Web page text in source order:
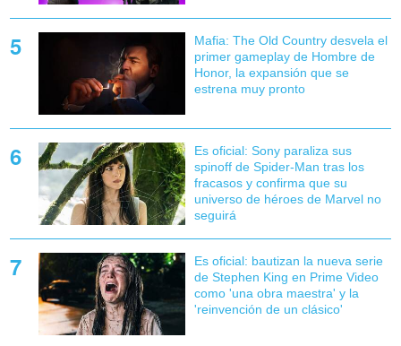
Mafia: The Old Country desvela el
primer gameplay de Hombre de
Honor, la expansión que se
estrena muy pronto
Es oficial: Sony paraliza sus
spinoff de Spider-Man tras los
fracasos y confirma que su
universo de héroes de Marvel no
seguirá
Es oficial: bautizan la nueva serie
de Stephen King en Prime Video
como 'una obra maestra' y la
'reinvención de un clásico'